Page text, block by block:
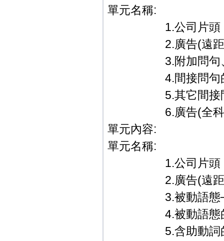
單元名稱:
1.公司片頭．
2.廣告(遠距教
3.附加問句、間
4.間接問句的
5.其它間接問
6.廣告(全科教
單元內容:
單元名稱:
1.公司片頭．
2.廣告(遠距教
3.被動語態─主
4.被動語態的
5.含助動詞的